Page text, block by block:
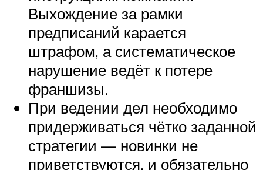
Выхождение за рамки
предписаний карается
штрафом, а систематическое
нарушение ведёт к потере
франшизы.
При ведении дел необходимо
придерживаться чётко заданной
стратегии — новинки не
приветствуются, и обязательно